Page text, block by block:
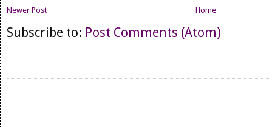
Newer Post Home
Subscribe to: Post Comments (Atom)